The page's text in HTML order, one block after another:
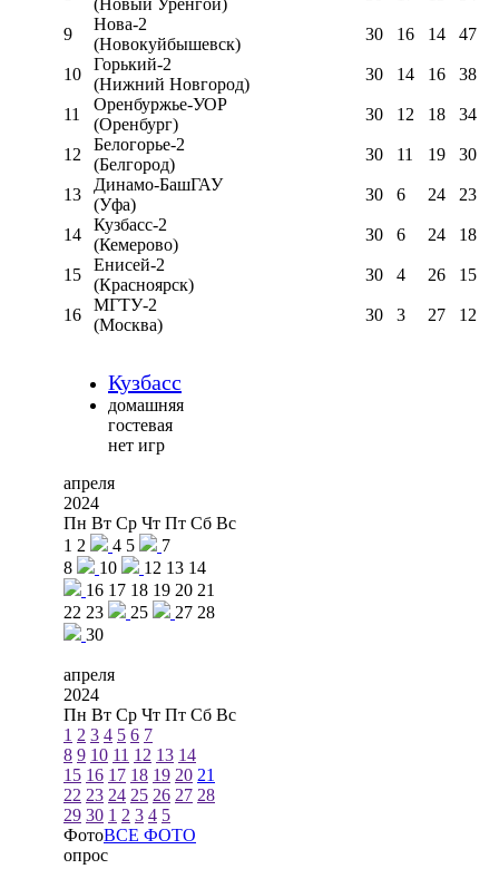
(Новый Уренгой)
9
Нова-2
(Новокуйбышевск)
30 16 14 47
10
Горький-2
(Нижний Новгород)
30 14 16 38
11
Оренбуржье-УОР
(Оренбург)
30 12 18 34
12
Белогорье-2
(Белгород)
30 11 19 30
13
Динамо-БашГАУ
(Уфа)
30 6 24 23
14
Кузбасс-2
(Кемерово)
30 6 24 18
15
Енисей-2
(Красноярск)
30 4 26 15
16
МГТУ-2
(Москва)
30 3 27 12
Кузбасс
домашняя
гостевая
нет игр
апреля
2024
Пн Вт Ср Чт Пт Сб Вс
1 2 4 5
7
8
10 12 13 14
16 17 18 19 20 21
22 23 25 27 28
30
апреля
2024
Пн Вт Ср Чт Пт Сб Вс
1 2 3 4 5 6 7
8 9 10 11 12 13 14
15 16 17 18 19 20 21
22 23 24 25 26 27 28
29 30 1 2 3 4 5
ФотоВСЕ ФОТО
опрос